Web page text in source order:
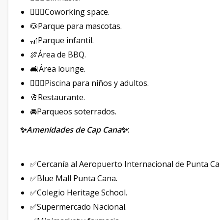
🤸🏻‍♂️Coworking space.
🐶Parque para mascotas.
🎢Parque infantil.
🍖Área de BBQ.
🛋Área lounge.
🏊🏻‍♂️Piscina para niños y adultos.
🥂Restaurante.
🚘Parqueos soterrados.
✨Amenidades de Cap Cana✨:
✅Cercanía al Aeropuerto Internacional de Punta
✅Blue Mall Punta Cana.
✅Colegio Heritage School.
✅Supermercado Nacional.